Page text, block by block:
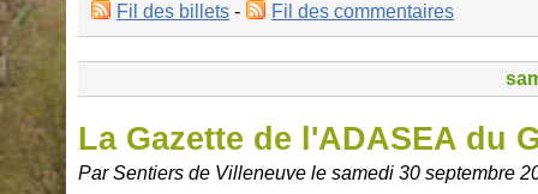
Fil des billets - Fil des commentaires
La Gazette de l'ADASEA du
Par Sentiers de Villeneuve le samedi 30 septembre